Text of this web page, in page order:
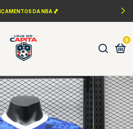
FONTES DA ÉPOCA ✍️
0